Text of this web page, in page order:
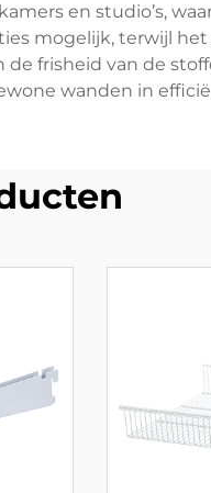
en studio’s,
mogelijk, terwijl
frisheid van de
wanden in